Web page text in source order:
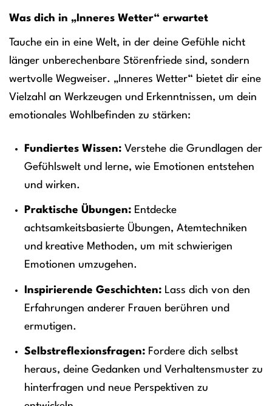
Was dich in „Inneres Wetter“ erwartet
Tauche ein in eine Welt, in der deine Gefühle nicht
länger unberechenbare Störenfriede sind, sondern
wertvolle Wegweiser. „Inneres Wetter“ bietet dir eine
Vielzahl an Werkzeugen und Erkenntnissen, um dein
emotionales Wohlbefinden zu stärken:
Fundiertes Wissen:Verstehe die Grundlagen der
Gefühlswelt und lerne, wie Emotionen entstehen
und wirken.
Praktische Übungen:Entdecke
achtsamkeitsbasierte Übungen, Atemtechniken
und kreative Methoden, um mit schwierigen
Emotionen umzugehen.
Inspirierende Geschichten:Lass dich von den
Erfahrungen anderer Frauen berühren und
ermutigen.
Selbstreflexionsfragen:Fordere dich selbst
heraus, deine Gedanken und Verhaltensmuster zu
hinterfragen und neue Perspektiven zu